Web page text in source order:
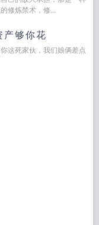
修炼禁术，修...
产够你花
这死家伙，我们娘俩差点